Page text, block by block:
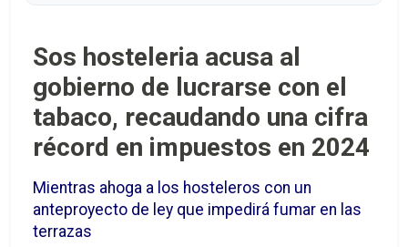
Sos hosteleria acusa al
gobierno de lucrarse con el
tabaco, recaudando una cifra
récord en impuestos en 2024
Mientras ahoga a los hosteleros con un
anteproyecto de ley que impedirá fumar en las
terrazas